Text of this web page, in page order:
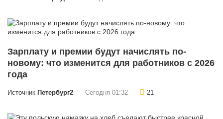
Зарплату и премии будут начислять по-
новому: что изменится для работников с 2026
года
Источник Петербург2 Сегодня 01:32 21